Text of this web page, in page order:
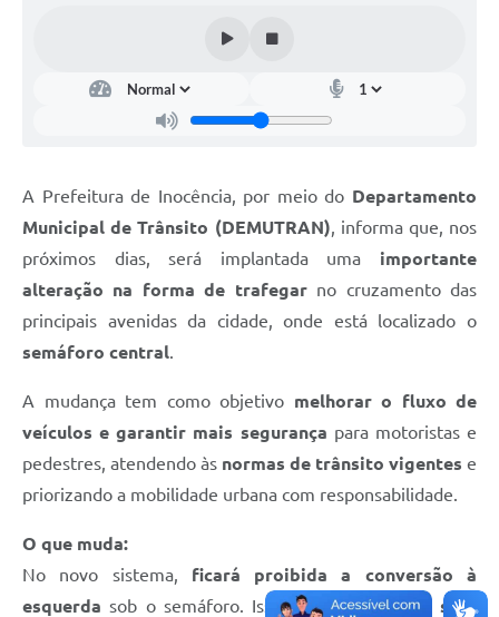
A Prefeitura de Inocência, por meio do Departamento
Municipal de Trânsito (DEMUTRAN) , informa que, nos
próximos dias, será implantada uma importante
alteração na forma de trafegarno cruzamento das
principais avenidas da cidade, onde está localizado o
semáforo central
A mudança tem como objetivo melhorar o fluxo de
veículos e garantir mais segurança para motoristas e
pedestres, atendendo às normas de trânsito vigentes e
priorizando a mobilidade urbana com responsabilidade.
O que muda:
No novo sistema, ficará proibida a conversão à
esquerda sob o semáforo. Isso significa quenão será